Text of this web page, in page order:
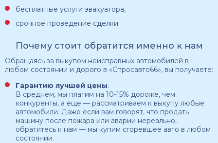
бесплатные услуги эвакуатора,
срочное проведение сделки.
Почему стоит обратится именно к нам
Обращаясь за выкупом неисправных автомобилей в
любом состоянии и дорого в «Спросавто66», вы получаете:
Гарантию лучшей цены.
В среднем, мы платим на 10-15% дороже, чем
конкуренты, а еще — рассматриваем к выкупу любые
автомобили. Даже если вам говорят, что продать
машину после пожара или аварии нереально,
обратитесь к нам — мы купим сгоревшее авто в любом
состоянии.